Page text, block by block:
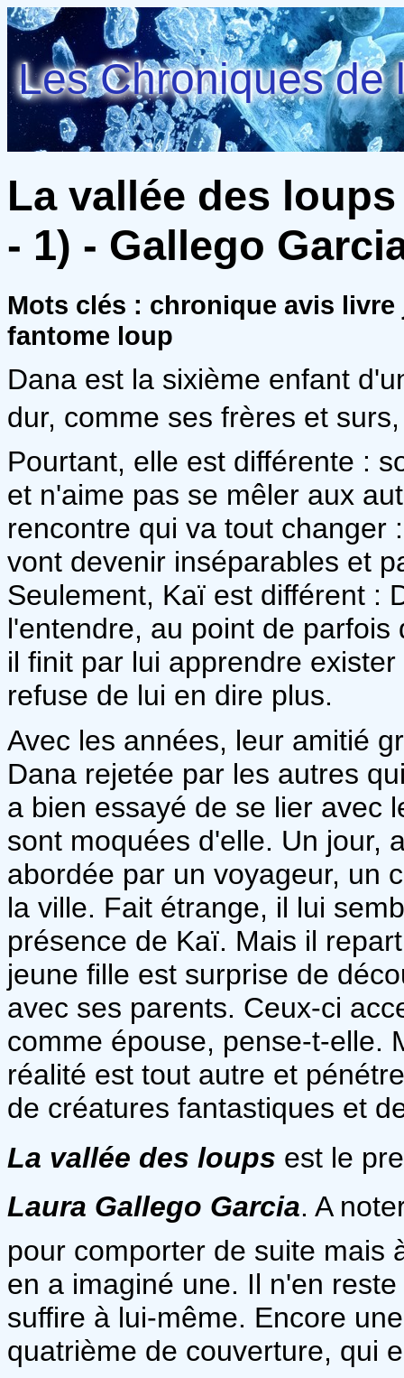
Les Chroniques de
La vallée des
- 1) - Gallego
Mots clés : chronique avis
fantome loup
Dana est la sixième enfant
dur, comme ses frères et
Pourtant, elle est différente :
et n'aime pas se mêler aux
rencontre qui va tout changer
vont devenir inséparables et
Seulement, Kaï est différent :
l'entendre, au point de
il finit par lui apprendre
refuse de lui en dire plus.
Avec les années, leur amitié
Dana rejetée par les autres
a bien essayé de se lier avec
sont moquées d'elle. Un jour,
abordée par un voyageur, un
la ville. Fait étrange, il lui
présence de Kaï. Mais il
jeune fille est surprise de
avec ses parents. Ceux-ci
comme épouse, pense-t-elle.
réalité est tout autre et
de créatures fantastiques et
La vallée des loups est le
Laura Gallego Garcia. A
pour comporter de suite mais
en a imaginé une. Il n'en
suffire à lui-même. Encore
quatrième de couverture, qui